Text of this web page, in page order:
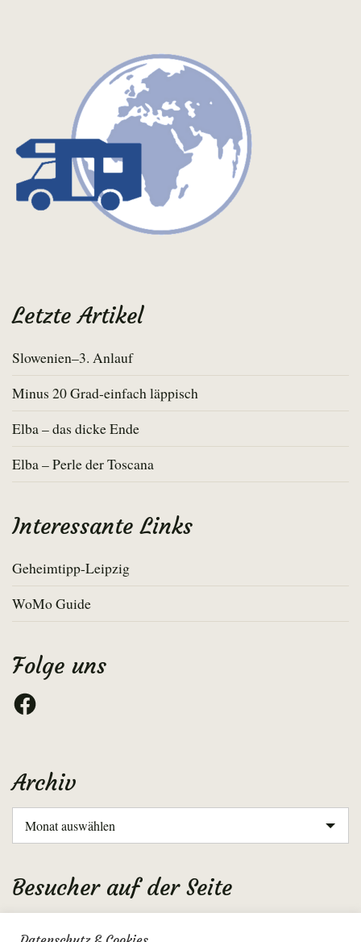
Letzte Artikel
Slowenien–3. Anlauf
Minus 20 Grad-einfach läppisch
Elba – das dicke Ende
Elba – Perle der Toscana
Interessante Links
Geheimtipp-Leipzig
WoMo Guide
Folge uns
Facebook
Archiv
Archiv
Besucher auf der Seite